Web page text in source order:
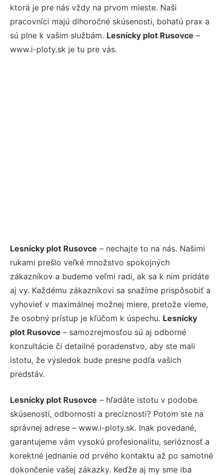
ktorá je pre nás vždy na prvom mieste. Naši
pracovníci majú dlhoročné skúsenosti, bohatú prax a
sú plne k vašim službám. Lesnícky plot Rusovce –
www.i-ploty.sk je tu pre vás.
Lesnícky plot Rusovce – nechajte to na nás. Našimi
rukami prešlo veľké množstvo spokojných
zákazníkov a budeme veľmi radi, ak sa k nim pridáte
aj vy. Každému zákazníkovi sa snažíme prispôsobiť a
vyhovieť v maximálnej možnej miere, pretože vieme,
že osobný prístup je kľúčom k úspechu. Lesnícky
plot Rusovce – samozrejmosťou sú aj odborné
konzultácie či detailné poradenstvo, aby ste mali
istotu, že výsledok bude presne podľa vašich
predstáv.
Lesnícky plot Rusovce – hľadáte istotu v podobe
skúseností, odbornosti a precíznosti? Potom ste na
správnej adrese – www.i-ploty.sk. Inak povedané,
garantujeme vám vysokú profesionalitu, serióznosť a
korektné jednanie od prvého kontaktu až po samotné
dokončenie vašej zákazky. Keďže aj my sme iba